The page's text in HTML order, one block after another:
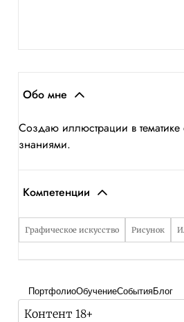
Обо мне
Создаю иллюстрации в
знаниями.
Компетенции
Графическое искусство Рисунок
ПортфолиоОбучениеСобытияБлог
Контент 18+